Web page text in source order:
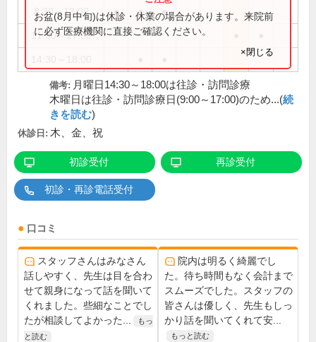
8:30～13:00 ● ● ●
11:30～17:00
お盆(8月中旬)は休診・休業の場合があります。来院前
に必ず医療機関に直接ご確認ください。
×閉じる
備考: 月曜日14:30～18:00は往診・訪問診療
木曜日は往診・訪問診療日(9:00～17:00)のため...(続
きを読む)
休診日: 木、金、祝
初診受付 再診受付
初診・再診電話受付
口コミ
スタッフさんはみなさん
話しやすく、先生は目を合わ
せて親身になって話を聞いて
くれました。些細なことでし
たが相談してよかった...
もっ
と読む
院内は明るく綺麗でし
た。待ち時間もなく会計まで
スムーズでした。スタッフの
皆さんは優しく、先生もしっ
かり話を聞いてくれて安...
もっと読む